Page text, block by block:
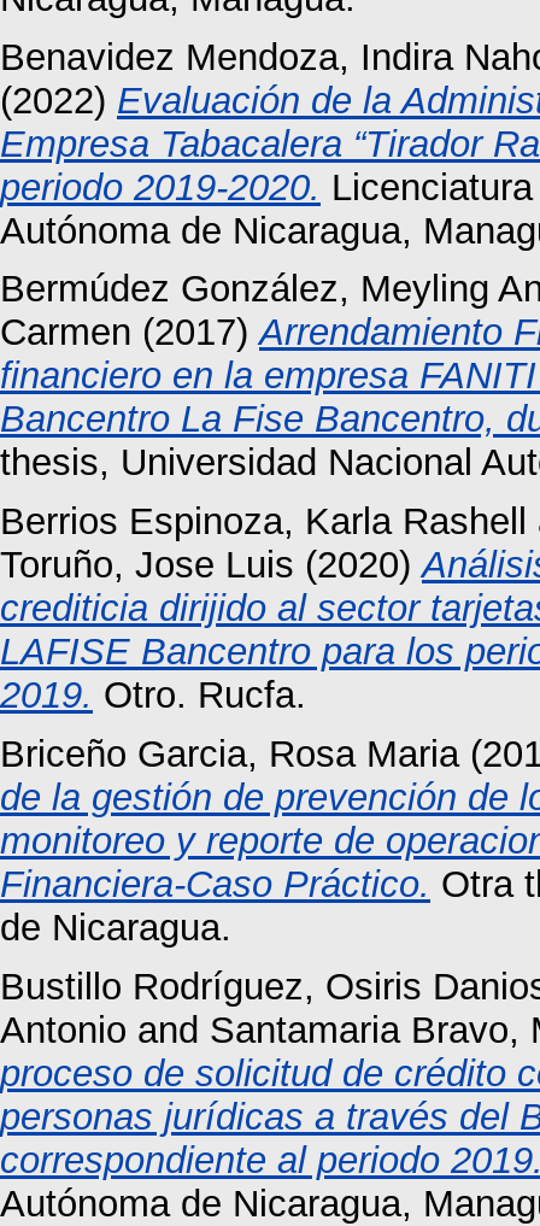
Benavidez Mendoza, Indira
(2022) Evaluación de la
Empresa Tabacalera “Tirador
periodo 2019-2020.
Autónoma de Nicaragua,
Bermúdez González, Meyling
Carmen (2017)Arrendamiento
financiero en la empresa
Bancentro La Fise Bancentro,
thesis, Universidad Nacional
Berrios Espinoza, Karla Rashell
Toruño, Jose Luis (2020)
crediticia dirijido al sector
LAFISE Bancentro para los
2019. Otro. Rucfa.
Briceño Garcia, Rosa Maria
de la gestión de prevención de
monitoreo y reporte de
Financiera-Caso Práctico. Otra
de Nicaragua.
Bustillo Rodríguez, Osiris
Antonio and Santamaria Bravo,
proceso de solicitud de crédito
personas jurídicas a través del
correspondiente al periodo
Autónoma de Nicaragua,